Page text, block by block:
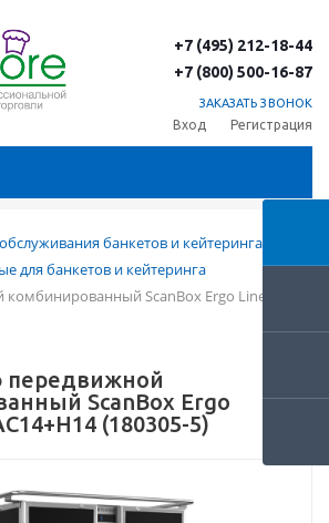
+7 (495) 212-18-44
+7 (800) 500-16-87
ЗАКАЗАТЬ ЗВОНОК
Вход Регистрация
банкетов и кейтеринга
для банкетов и кейтеринга
ScanBox Ergo Line Duo
ScanBox Ergo
(180305-5)